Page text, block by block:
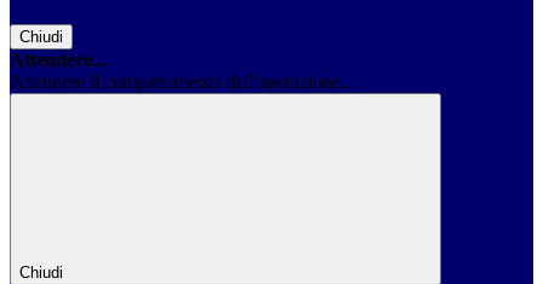
Chiudi
Attendere...
Attendere il completamento dell'operazione...
Chiudi